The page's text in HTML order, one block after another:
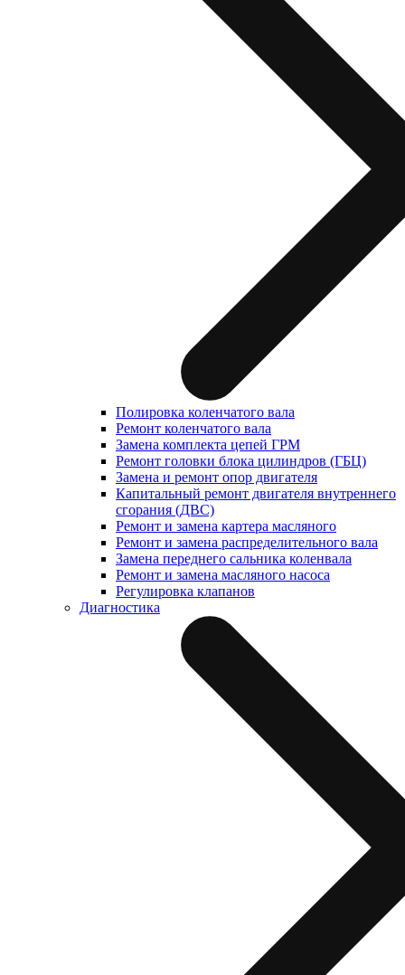
Полировка коленчатого вала
Ремонт коленчатого вала
Замена комплекта цепей ГРМ
Ремонт головки блока цилиндров (ГБЦ)
Замена и ремонт опор двигателя
Капитальный ремонт двигателя внутреннего
сгорания (ДВС)
Ремонт и замена картера масляного
Ремонт и замена распределительного вала
Замена переднего сальника коленвала
Ремонт и замена масляного насоса
Регулировка клапанов
Диагностика